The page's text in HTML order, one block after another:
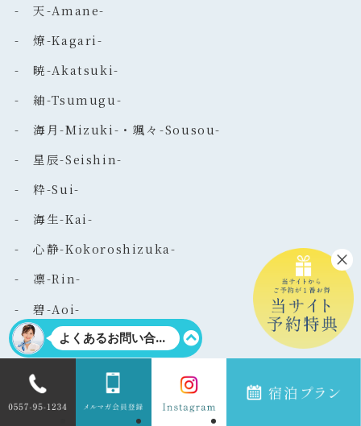
- 天-Amane-
- 燎-Kagari-
- 暁-Akatsuki-
- 紬-Tsumugu-
- 海月-Mizuki-・颯々-Sousou-
- 星辰-Seishin-
- 粋-Sui-
- 海生-Kai-
- 心静-Kokoroshizuka-
- 凛-Rin-
- 碧-Aoi-
ベッド付き和洋室 客室一覧
- 雫-Shizuku-
- 白-Haku-